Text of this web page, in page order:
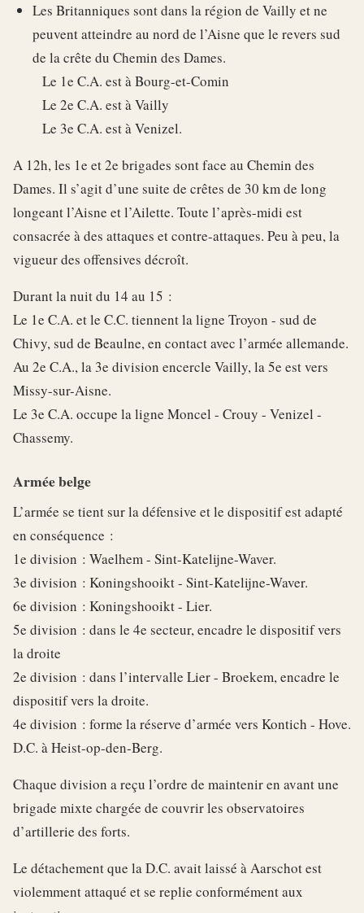
Les Britanniques sont dans la région de Vailly et ne
peuvent atteindre au nord de l’Aisne que le revers sud
de la crête du Chemin des Dames.
Le 1e C.A. est à Bourg-et-Comin
Le 2e C.A. est à Vailly
Le 3e C.A. est à Venizel.
A 12h, les 1e et 2e brigades sont face au Chemin des
Dames. Il s’agit d’une suite de crêtes de 30 km de long
longeant l’Aisne et l’Ailette. Toute l’après-midi est
consacrée à des attaques et contre-attaques. Peu à peu, la
vigueur des offensives décroît.
Durant la nuit du 14 au 15 :
Le 1e C.A. et le C.C. tiennent la ligne Troyon - sud de
Chivy, sud de Beaulne, en contact avec l’armée allemande.
Au 2e C.A., la 3e division encercle Vailly, la 5e est vers
Missy-sur-Aisne.
Le 3e C.A. occupe la ligne Moncel - Crouy - Venizel -
Chassemy.
Armée belge
L’armée se tient sur la défensive et le dispositif est adapté
en conséquence :
1e division : Waelhem - Sint-Katelijne-Waver.
3e division : Koningshooikt - Sint-Katelijne-Waver.
6e division : Koningshooikt - Lier.
5e division : dans le 4e secteur, encadre le dispositif vers
la droite
2e division : dans l’intervalle Lier - Broekem, encadre le
dispositif vers la droite.
4e division : forme la réserve d’armée vers Kontich - Hove.
D.C. à Heist-op-den-Berg.
Chaque division a reçu l’ordre de maintenir en avant une
brigade mixte chargée de couvrir les observatoires
d’artillerie des forts.
Le détachement que la D.C. avait laissé à Aarschot est
violemment attaqué et se replie conformément aux